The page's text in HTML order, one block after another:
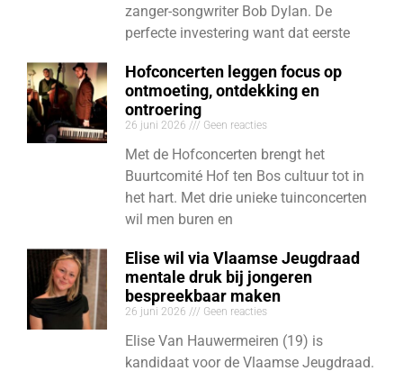
zanger-songwriter Bob Dylan. De
perfecte investering want dat eerste
Hofconcerten leggen focus op
ontmoeting, ontdekking en
ontroering
26 juni 2026 Geen reacties
Met de Hofconcerten brengt het
Buurtcomité Hof ten Bos cultuur tot in
het hart. Met drie unieke tuinconcerten
wil men buren en
Elise wil via Vlaamse Jeugdraad
mentale druk bij jongeren
bespreekbaar maken
26 juni 2026 Geen reacties
Elise Van Hauwermeiren (19) is
kandidaat voor de Vlaamse Jeugdraad.